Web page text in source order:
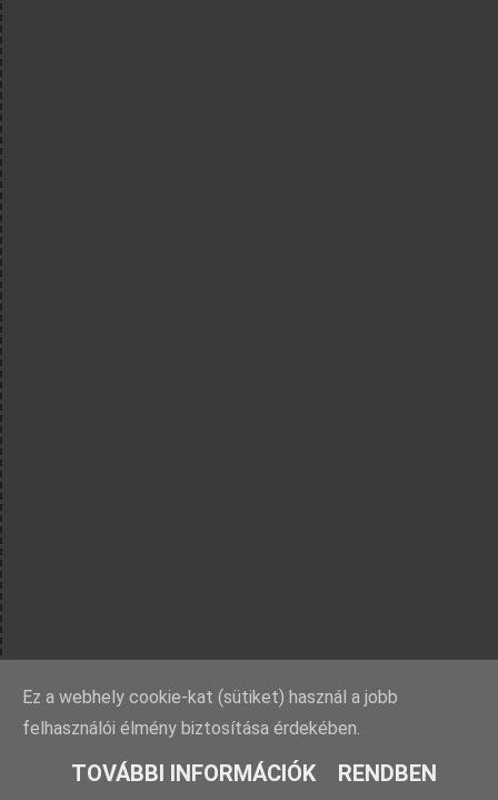
Ez a webhely cookie-kat (sütiket) használ a jobb
felhasználói élmény biztosítása érdekében.
TOVÁBBI INFORMÁCIÓK RENDBEN